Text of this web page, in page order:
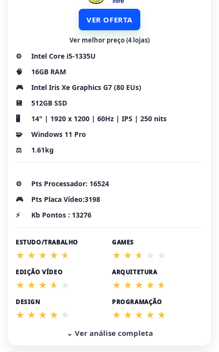
VER OFERTA
Ver melhor preço (4 lojas)
⚙️
Intel Core i5-1335U
🧠
16GB RAM
🎮
Intel Iris Xe Graphics G7 (80 EUs)
💾
512GB SSD
🖥️
14" | 1920 x 1200 | 60Hz | IPS | 250 nits
🧩
Windows 11 Pro
⚖️
1.61kg
⚙️
Pts Processador: 16524
🎮
Pts Placa Vídeo:3198
⚡
Kb Pontos : 13276
ESTUDO/TRABALHO GAMES
EDIÇÃO VÍDEO ARQUITETURA
DESIGN PROGRAMAÇÃO
⌄ Ver análise completa